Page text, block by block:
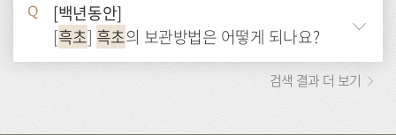
Q
[백년동안]
[흑초] 흑초의 보관방법은 어떻게 되나요?
검색 결과 더 보기